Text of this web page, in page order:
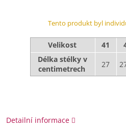
Tento produkt byl
Velikost 41
Délka stélky v
centimetrech
27
Detailní informace